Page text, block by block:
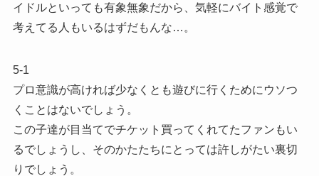
イドルといっても有象無象だから、気軽にバイト感覚で
考えてる人もいるはずだもんな…。
5-1
プロ意識が高ければ少なくとも遊びに行くためにウソつ
くことはないでしょう。
この子達が目当てでチケット買ってくれてたファンもい
るでしょうし、そのかたたちにとっては許しがたい裏切
りでしょう。